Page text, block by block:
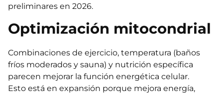
preliminares en 2026.
Optimización mitocondrial
Combinaciones de ejercicio, temperatura (baños
fríos moderados y sauna) y nutrición específica
parecen mejorar la función energética celular.
Esto está en expansión porque mejora energía,